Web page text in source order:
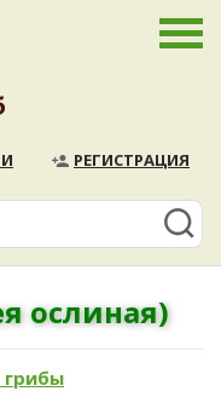
РЕГИСТРАЦИЯ
ослиная)